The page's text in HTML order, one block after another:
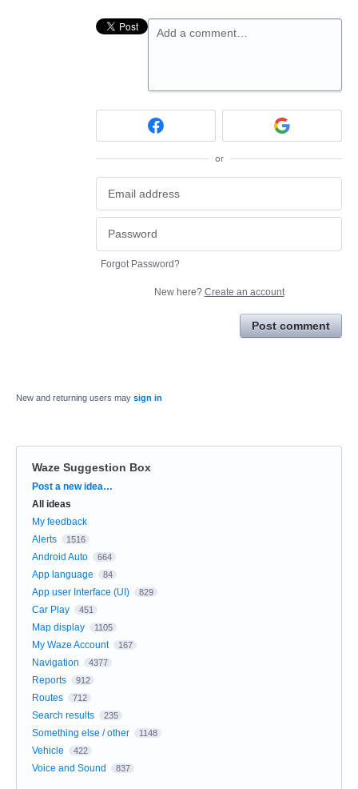
Add a comment…
or
Forgot Password?
New here? Create an account
Post comment
New and returning users may sign in
Waze Suggestion Box
Categories
Post a new idea…
All ideas
My feedback
Alerts
1516
Android Auto 664
App language 84
App user Interface (UI) 829
Car Play 451
Map display 1105
My Waze Account 167
Navigation 4377
Reports 912
Routes 712
Search results 235
Something else / other 1148
Vehicle 422
Voice and Sound 837